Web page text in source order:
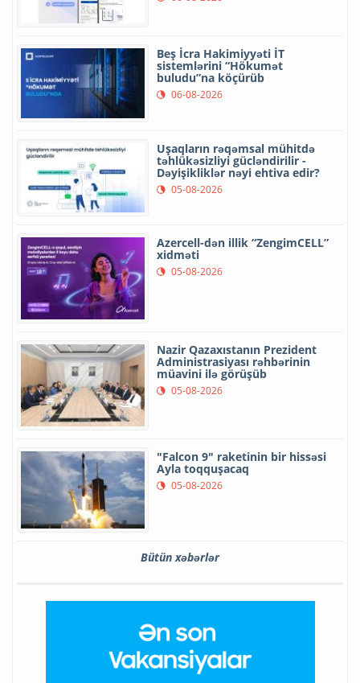
Beş İcra Hakimiyyəti İT
sistemlərini “Hökumət
buludu”na köçürüb
06-08-2026
Uşaqların rəqəmsal mühitdə
təhlükəsizliyi gücləndirilir -
Dəyişikliklər nəyi ehtiva edir?
05-08-2026
Azercell-dən illik “ZengimCELL”
xidməti
05-08-2026
Nazir Qazaxıstanın Prezident
Administrasiyası rəhbərinin
müavini ilə görüşüb
05-08-2026
"Falcon 9" raketinin bir hissəsi
Ayla toqquşacaq
05-08-2026
Bütün xəbərlər